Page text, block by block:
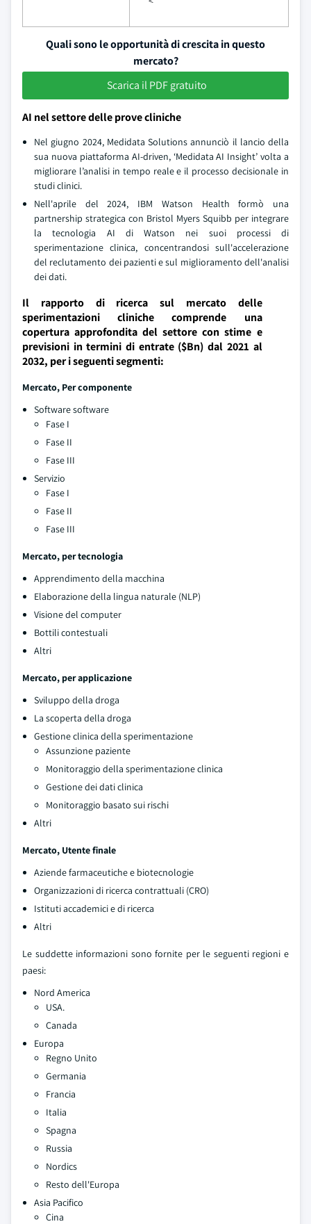
Quali sono le opportunità di crescita in questo
mercato?
Scarica il PDF gratuito
AI nel settore delle prove cliniche
Nel giugno 2024, Medidata Solutions annunciò il lancio della
sua nuova piattaforma AI-driven, ‘Medidata AI Insight’ volta a
migliorare l’analisi in tempo reale e il processo decisionale in
studi clinici.
Nell'aprile del 2024, IBM Watson Health formò una
partnership strategica con Bristol Myers Squibb per integrare
la tecnologia AI di Watson nei suoi processi di
sperimentazione clinica, concentrandosi sull'accelerazione
del reclutamento dei pazienti e sul miglioramento dell'analisi
dei dati.
Il rapporto di ricerca sul mercato delle
sperimentazioni cliniche comprende una
copertura approfondita del settore con stime e
previsioni in termini di entrate ($Bn) dal 2021 al
2032, per i seguenti segmenti:
Mercato, Per componente
Software software
Fase I
Fase II
Fase III
Servizio
Fase I
Fase II
Fase III
Mercato, per tecnologia
Apprendimento della macchina
Elaborazione della lingua naturale (NLP)
Visione del computer
Bottili contestuali
Altri
Mercato, per applicazione
Sviluppo della droga
La scoperta della droga
Gestione clinica della sperimentazione
Assunzione paziente
Monitoraggio della sperimentazione clinica
Gestione dei dati clinica
Monitoraggio basato sui rischi
Altri
Mercato, Utente finale
Aziende farmaceutiche e biotecnologie
Organizzazioni di ricerca contrattuali (CRO)
Istituti accademici e di ricerca
Altri
Le suddette informazioni sono fornite per le seguenti regioni e
paesi:
Nord America
USA.
Canada
Europa
Regno Unito
Germania
Francia
Italia
Spagna
Russia
Nordics
Resto dell'Europa
Asia Pacifico
Cina